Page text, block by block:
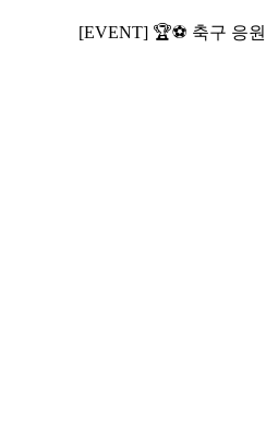
[EVENT] 🏆⚽ 축구 응